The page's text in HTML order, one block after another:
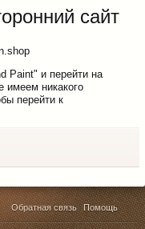
сайт
Paint" и перейти на
имеем никакого
перейти к
Обратная связь Помощь